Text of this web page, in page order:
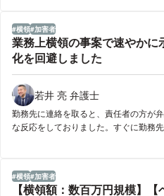
直に申し入れました。責任者は，会社
返ってきた方が良いという考えを示し
変わりました。 その後の粘り強い交渉
事件は終了となりました。
横領 加害者
業務上横領の事案で速やか
化を回避しました
若井 亮 弁護士
勤務先に連絡を取ると、責任者の方が
な反応をしておりました。すぐに勤務
任者の方から、実は横領の事実に気づ
しないという約束をしてくれました。
横領 加害者
【横領額：数百万円規模】